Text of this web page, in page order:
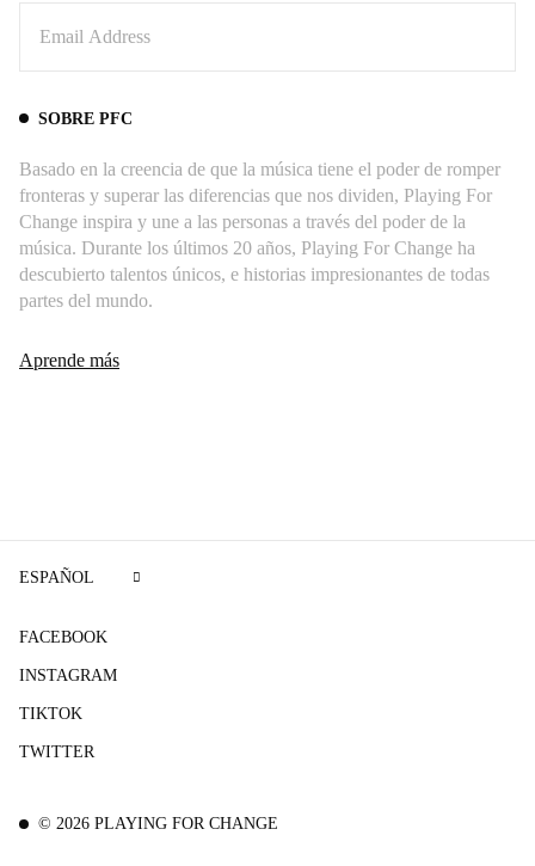
SOBRE PFC
Basado en la creencia de que la música tiene el poder de romper
fronteras y superar las diferencias que nos dividen, Playing For
Change inspira y une a las personas a través del poder de la
música. Durante los últimos 20 años, Playing For Change ha
descubierto talentos únicos, e historias impresionantes de todas
partes del mundo.
Aprende más
© 2026 PLAYING FOR CHANGE
FACEBOOK
INSTAGRAM
TIKTOK
TWITTER
ESPAÑOL